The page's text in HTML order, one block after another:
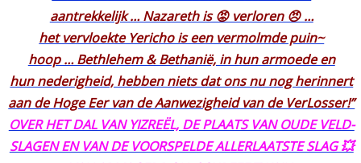
aantrekkelijk … Nazareth is 😡 verloren 😠 …
het vervloekte Yericho is een vermolmde puin~
hoop … Bethlehem & Bethanië, in hun armoede en
hun nederigheid, hebben niets dat ons nu nog herinnert
aan de Hoge Eer van de Aanwezigheid van de VerLosser!”
OVER HET DAL VAN YIZREËL, DE PLAATS VAN OUDE VELD-
SLAGEN EN VAN DE VOORSPELDE ALLERLAATSTE SLAG 💥